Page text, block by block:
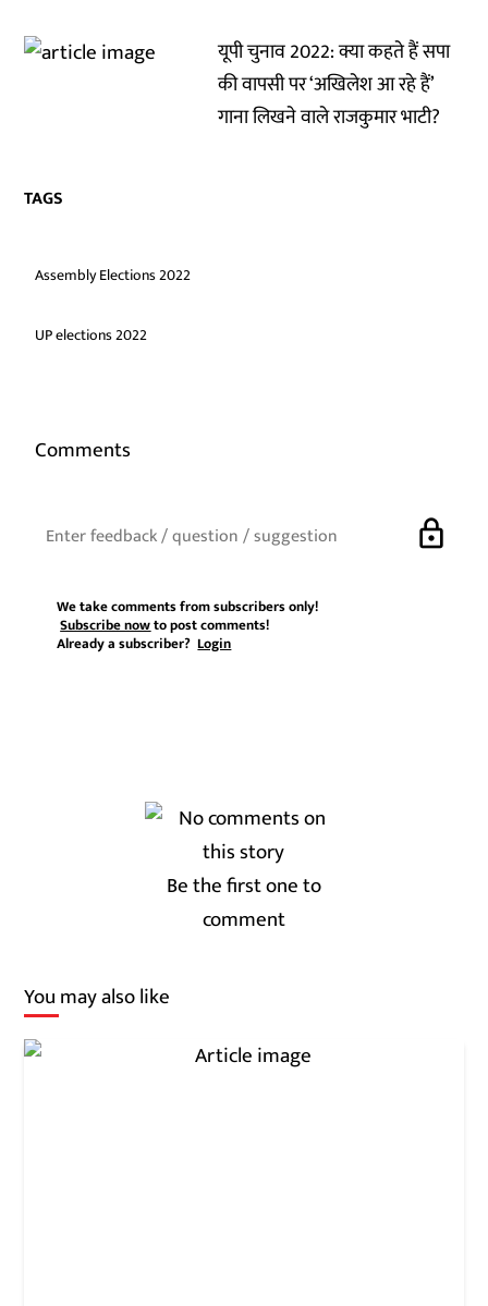
यूपी चुनाव 2022: क्या कहते हैं सपा
की वापसी पर ‘अखिलेश आ रहे हैं’
गाना लिखने वाले राजकुमार भाटी?
TAGS
Assembly Elections 2022
UP elections 2022
Comments
lock
We take comments from subscribers only!
Subscribe nowto post comments!
Already a subscriber?Login
Be the first one to
comment
You may also like